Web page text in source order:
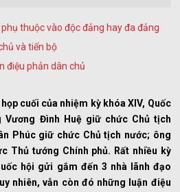
thuộc vào độc đảng hay đa đảng
và tiến bộ
điệu phản dân chủ
cuối của nhiệm kỳ khóa XIV, Quốc
Vương Đình Huệ giữ chức Chủ tịch
Phúc giữ chức Chủ tịch nước; ông
Thủ tướng Chính phủ. Rất nhiều kỳ
hội gửi gắm đến 3 nhà lãnh đạo
nhiên, vẫn còn đó những luận điệu